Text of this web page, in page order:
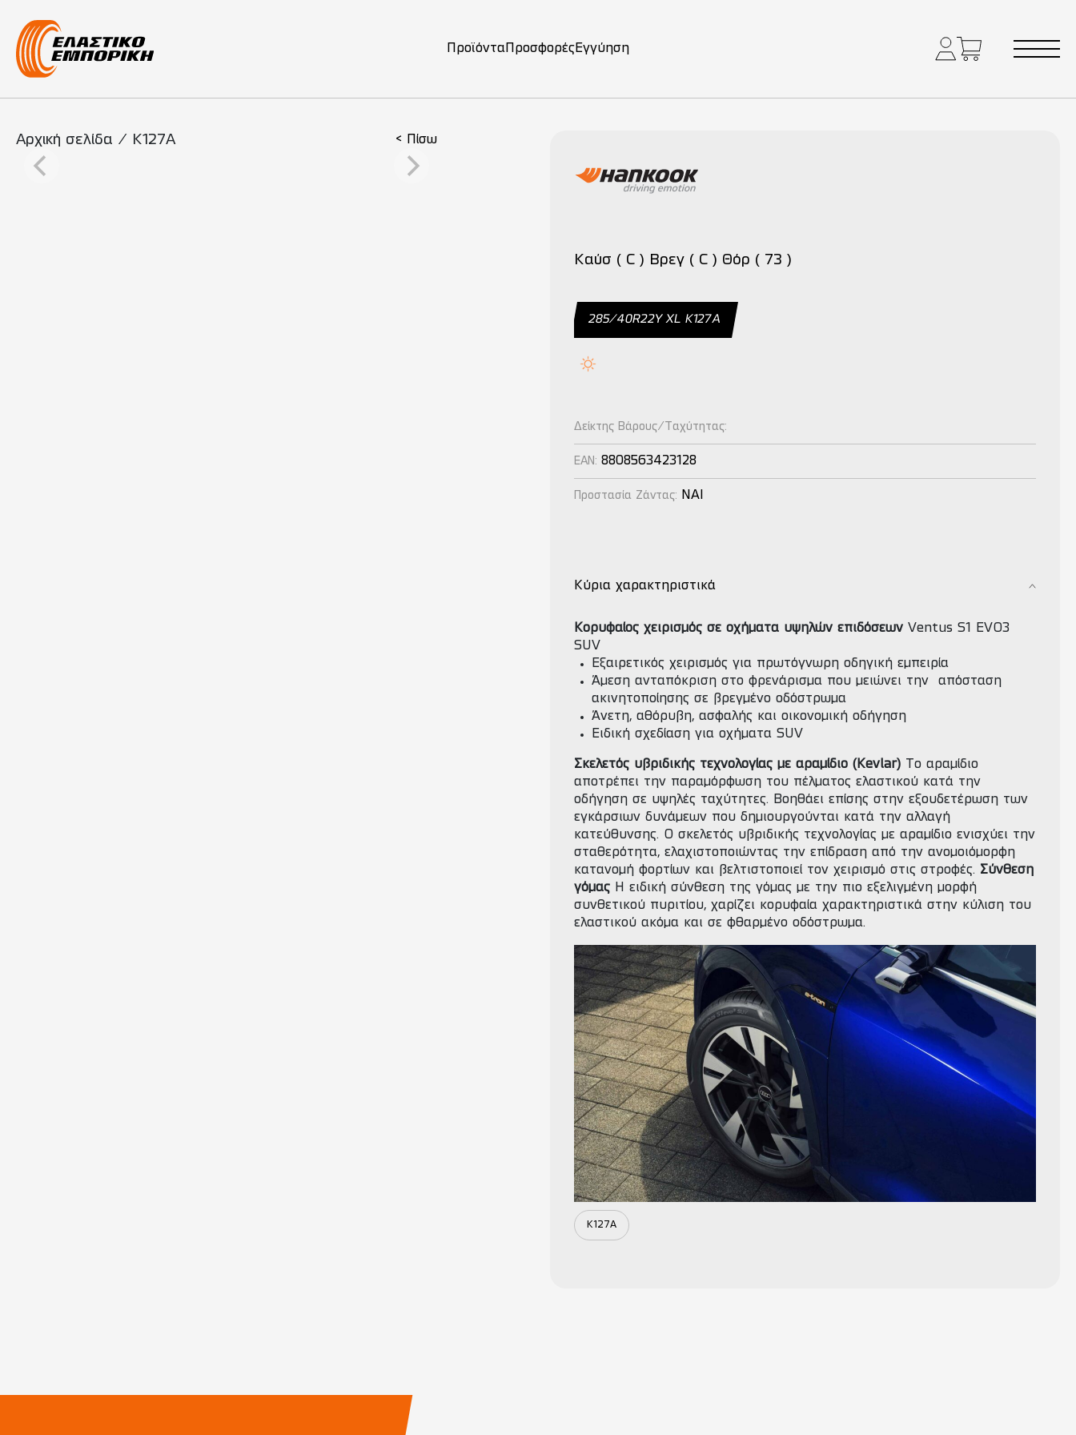
Κύρια πλοήγηση
Προϊόντα Προσφορές Εγγύηση
Αρχική σελίδα / K127A < Πίσω
Καύσ ( C ) Βρεγ ( C ) Θόρ ( 73 )
285/40R22Y XL K127A
Δείκτης Βάρους/Ταχύτητας:
EAN: 8808563423128
Προστασία Ζάντας: NAI
Κύρια χαρακτηριστικά
Κορυφαίος χειρισμός σε οχήματα υψηλών επιδόσεωνVentus S1 EVO3
SUV
Εξαιρετικός χειρισμός για πρωτόγνωρη οδηγική εμπειρία
Άμεση ανταπόκριση στο φρενάρισμα που μειώνει την απόσταση
ακινητοποίησης σε βρεγμένο οδόστρωμα
Άνετη, αθόρυβη, ασφαλής και οικονομική οδήγηση
Ειδική σχεδίαση για οχήματα SUV
Σκελετός υβριδικής τεχνολογίας με αραμίδιο (Kevlar)Το αραμίδιο
αποτρέπει την παραμόρφωση του πέλματος ελαστικού κατά την
οδήγηση σε υψηλές ταχύτητες. Βοηθάει επίσης στην εξουδετέρωση των
εγκάρσιων δυνάμεων που δημιουργούνται κατά την αλλαγή
κατεύθυνσης. Ο σκελετός υβριδικής τεχνολογίας με αραμίδιο ενισχύει την
σταθερότητα, ελαχιστοποιώντας την επίδραση από την ανομοιόμορφη
κατανομή φορτίων και βελτιστοποιεί τον χειρισμό στις στροφές. Σύνθεση
γόμαςΗ ειδική σύνθεση της γόμας με την πιο εξελιγμένη μορφή
συνθετικού πυριτίου, χαρίζει κορυφαία χαρακτηριστικά στην κύλιση του
ελαστικού ακόμα και σε φθαρμένο οδόστρωμα.
K127A